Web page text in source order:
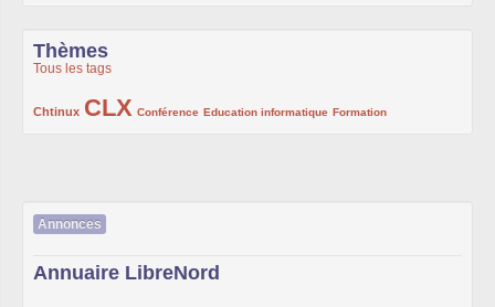
Thèmes
Tous les tags
Chtinux
222/1002CLX
1002/1002 Conférence
132/1002 Education informatique
119/1002 Formation
168/1002
Annonces
Annuaire LibreNord